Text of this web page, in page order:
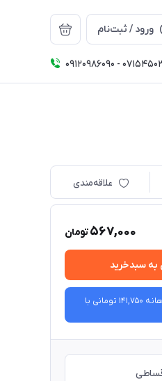
ورود / ثبت‌نام
09120986090 -
علاقه‌مندی
567,000تومان
به سبدخرید
4 قسط ماهانه 141,750 تومانی با